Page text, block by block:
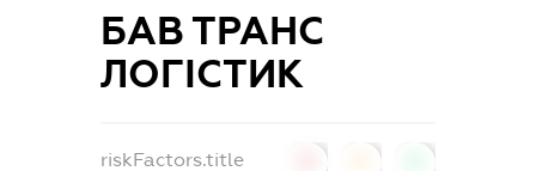
БАВ ТРАНС
ЛОГІСТИК
riskFactors.title